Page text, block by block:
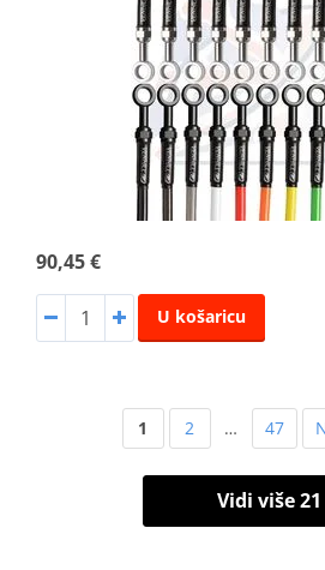
90,45 €
U košaricu
1 2 … 47
Vidi više 21